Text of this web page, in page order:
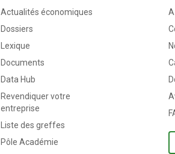
Actualités économiques
Dossiers
Lexique
Documents
Data Hub
Revendiquer votre
entreprise
Liste des greffes
Pôle Académie